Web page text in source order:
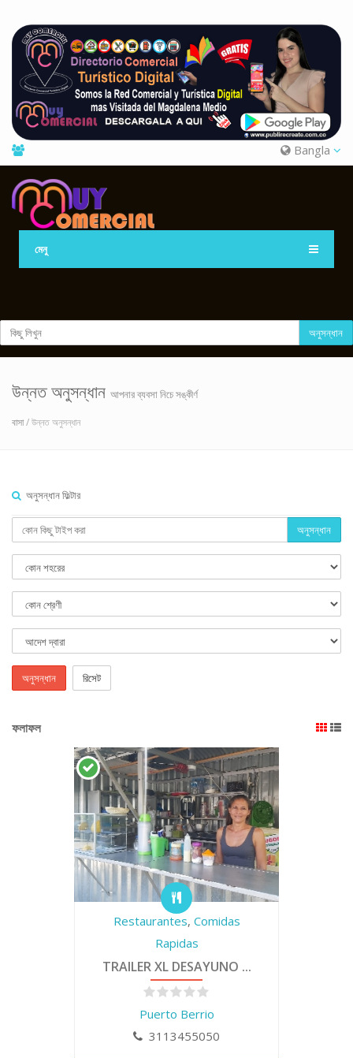
Bangla
মেনু
অনুসন্ধান
উন্নত অনুসন্ধান আপনার ব্যবসা নিচে সঙ্কীর্ণ
বাসা/ উন্নত অনুসন্ধান
অনুসন্ধান ফিল্টার
অনুসন্ধান
অনুসন্ধান রিসেট
ফলাফল
Restaurantes, Comidas
Rapidas
TRAILER XL DESAYUNO ...
Puerto Berrio
3113455050